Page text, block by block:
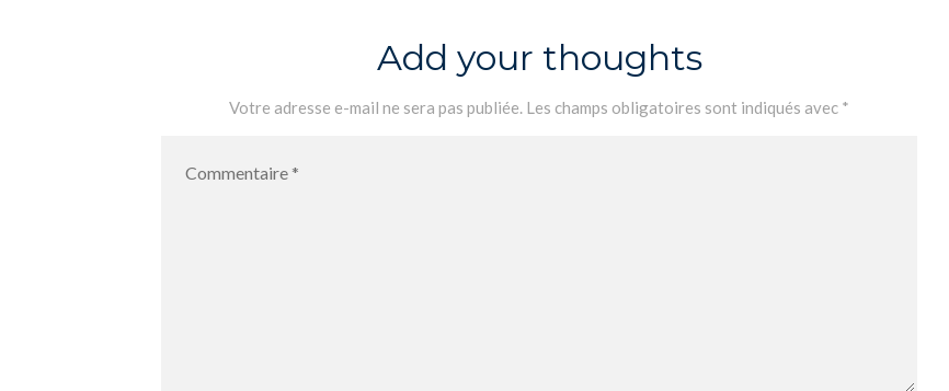
Add your thoughts
Votre adresse e-mail ne sera pas publiée. Les champs obligatoires sont indiqués avec *